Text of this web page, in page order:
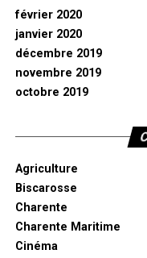
février 2020
janvier 2020
décembre 2019
novembre 2019
octobre 2019
Agriculture
Biscarosse
Charente
Charente Maritime
Cinéma